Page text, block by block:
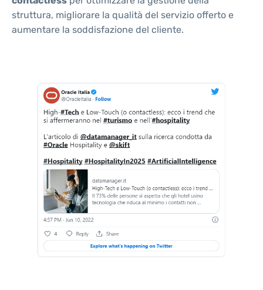
struttura, migliorare la qualità del servizio offerto e
aumentare la soddisfazione del cliente.